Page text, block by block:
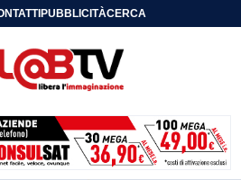
PUBBLICITÀCERCA